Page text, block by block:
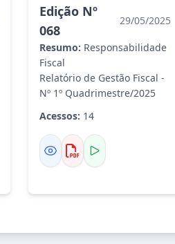
Edição Nº
068
29/05/2025
Resumo: Responsabilidade
Fiscal
Relatório de Gestão Fiscal -
Nº 1º Quadrimestre/2025
Acessos: 14